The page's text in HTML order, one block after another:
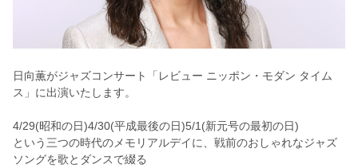
日向薫がジャズコンサート「レビュー ニッポン・モダン タイム
ス」に出演いたします。
4/29(昭和の日)4/30(平成最後の日)5/1(新元号の最初の日)
という三つの時代のメモリアルデイに、戦前のおしゃれなジャズ
ソングを歌とダンスで綴る